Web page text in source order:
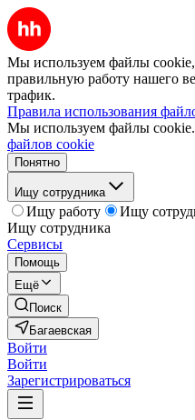
Мы используем файлы cookie,
правильную работу нашего
трафик.
Правила использования
Мы используем файлы cookie.
файлов cookie
Понятно
Ищу сотрудника
Ищу работу
Ищу
Ищу сотрудника
Сервисы
Помощь
Ещё
Поиск
Багаевская
Войти
Войти
Зарегистрироваться